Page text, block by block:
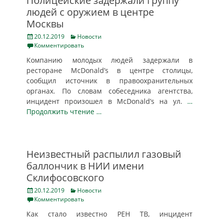
людей с оружием в центре
Москвы
Posted
on
20.12.2019 Categories
Новости
Комментировать
Компанию молодых людей задержали в
ресторане McDonald’s в центре столицы,
сообщил источник в правоохранительных
органах. По словам собеседника агентства,
инцидент произошел в McDonald’s на ул. …
Продолжить чтение …
Неизвестный распылил газовый
баллончик в НИИ имени
Склифосовского
Posted
on
20.12.2019 Categories
Новости
Комментировать
Как стало известно РЕН ТВ, инцидент